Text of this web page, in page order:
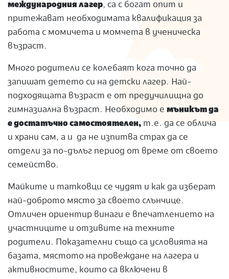
международния лагер, са с богат опит и
притежават необходимата квалификация за
работа с момичета и момчета в ученическа
възраст.
Много родители се колебаят кога точно да
запишат детето си на детски лагер. Най-
подходящата възраст е от предучилищна до
гимназиална възраст. Необходимо е мъникът да
е достатъчно самостоятелен, т.е. да се облича
и храни сам, а и да не изпитва страх да се
отдели за по-дълъг период от време от своето
семейство.
Майките и татковци се чудят и как да изберат
най-доброто място за своето слънчице.
Отличен ориентир винаги е впечатлението на
участниците и отзивите на техните
родители. Показателни също са условията на
базата, мястото на провеждане на лагера и
активностите, които са включени в